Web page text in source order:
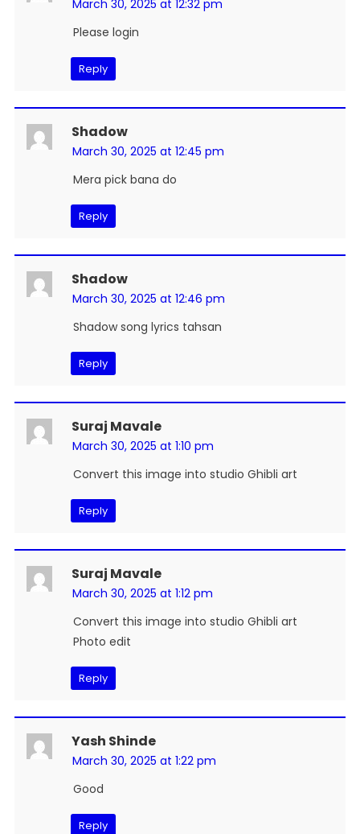
March 30, 2025 at 12:32 pm
Please login
Reply
Shadow
March 30, 2025 at 12:45 pm
Mera pick bana do
Reply
Shadow
March 30, 2025 at 12:46 pm
Shadow song lyrics tahsan
Reply
Suraj Mavale
March 30, 2025 at 1:10 pm
Convert this image into studio Ghibli art
Reply
Suraj Mavale
March 30, 2025 at 1:12 pm
Convert this image into studio Ghibli art
Photo edit
Reply
Yash Shinde
March 30, 2025 at 1:22 pm
Good
Reply